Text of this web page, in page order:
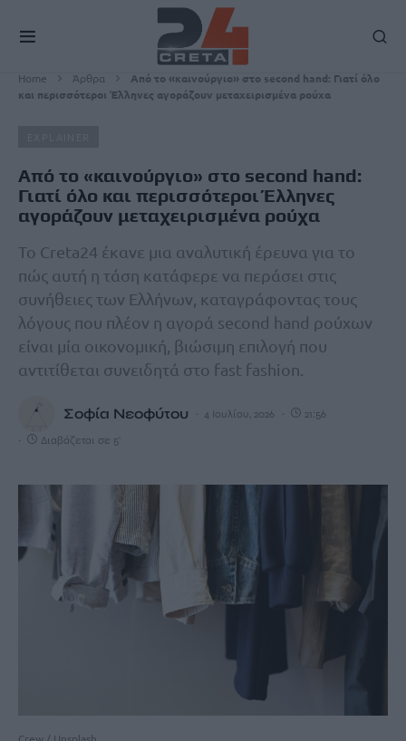
Home Άρθρα
Από το «καινούργιο» στο second hand: Γιατί όλο
και περισσότεροι Έλληνες αγοράζουν μεταχειρισμένα ρούχα
Από το «καινούργιο» στο second hand:
Γιατί όλο και περισσότεροι Έλληνες
αγοράζουν μεταχειρισμένα ρούχα
Το Creta24 έκανε μια αναλυτική έρευνα για το
πώς αυτή η τάση κατάφερε να περάσει στις
συνήθειες των Ελλήνων, καταγράφοντας τους
λόγους που πλέον η αγορά second hand ρούχων
είναι μία οικονομική, βιώσιμη επιλογή που
αντιτίθεται συνειδητά στο fast fashion.
Σοφία Νεοφύτου 4 Ιουλίου, 2026 21:56
Διαβάζεται σε 5'